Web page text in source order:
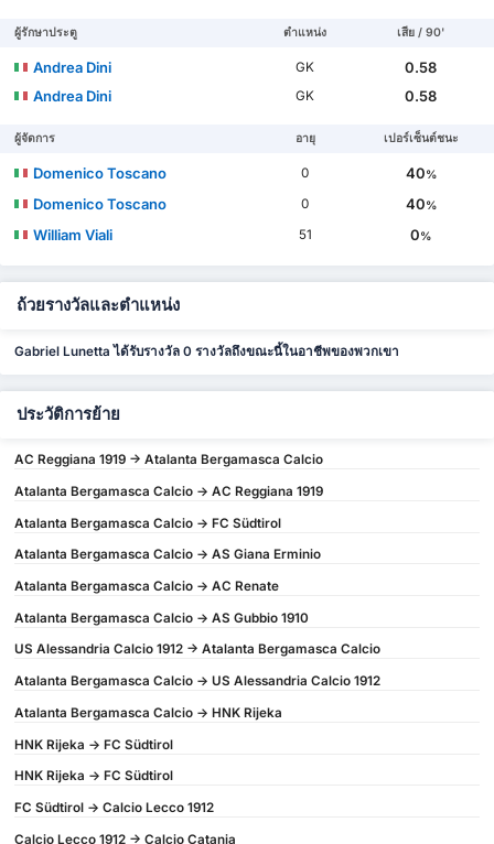
ผู้รักษาประตู ตำแหน่ง เสีย / 90'
Andrea Dini GK
0.58
Andrea Dini
GK 0.58
ผู้จัดการ อายุ เปอร์เซ็นต์ชนะ
Domenico Toscano 0 40%
Domenico Toscano 0 40%
William Viali 51 0%
ถ้วยรางวัลและตำแหน่ง
Gabriel Lunetta ได้รับรางวัล 0 รางวัลถึงขณะนี้ในอาชีพของพวกเขา
ประวัติการย้าย
AC Reggiana 1919 -> Atalanta Bergamasca Calcio
Atalanta Bergamasca Calcio -> AC Reggiana 1919
Atalanta Bergamasca Calcio -> FC Südtirol
Atalanta Bergamasca Calcio -> AS Giana Erminio
Atalanta Bergamasca Calcio -> AC Renate
Atalanta Bergamasca Calcio -> AS Gubbio 1910
US Alessandria Calcio 1912 -> Atalanta Bergamasca Calcio
Atalanta Bergamasca Calcio -> US Alessandria Calcio 1912
Atalanta Bergamasca Calcio -> HNK Rijeka
HNK Rijeka -> FC Südtirol
HNK Rijeka -> FC Südtirol
FC Südtirol -> Calcio Lecco 1912
Calcio Lecco 1912 -> Calcio Catania